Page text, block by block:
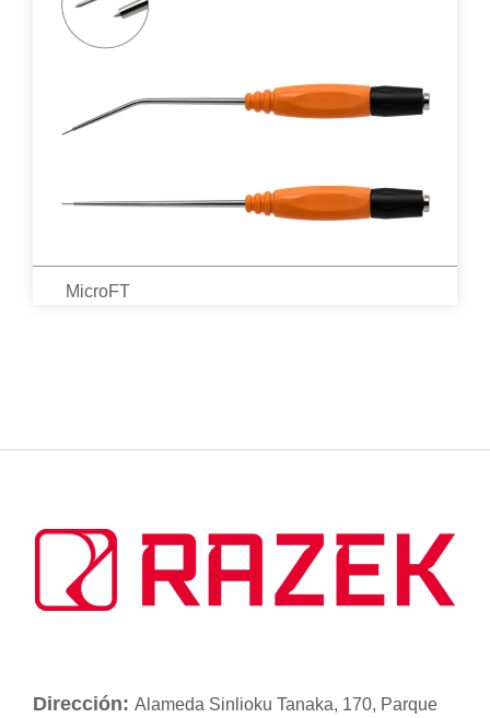
MicroFT
Dirección: Alameda Sinlioku Tanaka, 170, Parque